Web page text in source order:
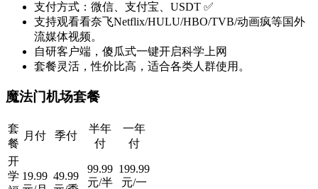
支付方式：微信、支付宝、USDT ✅
支持观看看奈飞Netflix/HULU/HBO/TVB/动画疯等国外
流媒体视频。
自研客户端，傻瓜式一键开启科学上网
套餐灵活，性价比高，适合各类人群使用。
魔法门机场套餐
套
餐
月付 季付
半年
付
一年
付
开
学 19.99 49.99
99.99
元/半
199.99
元/一